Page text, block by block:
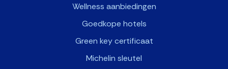
Wellness aanbiedingen
Goedkope hotels
Green key certificaat
Michelin sleutel